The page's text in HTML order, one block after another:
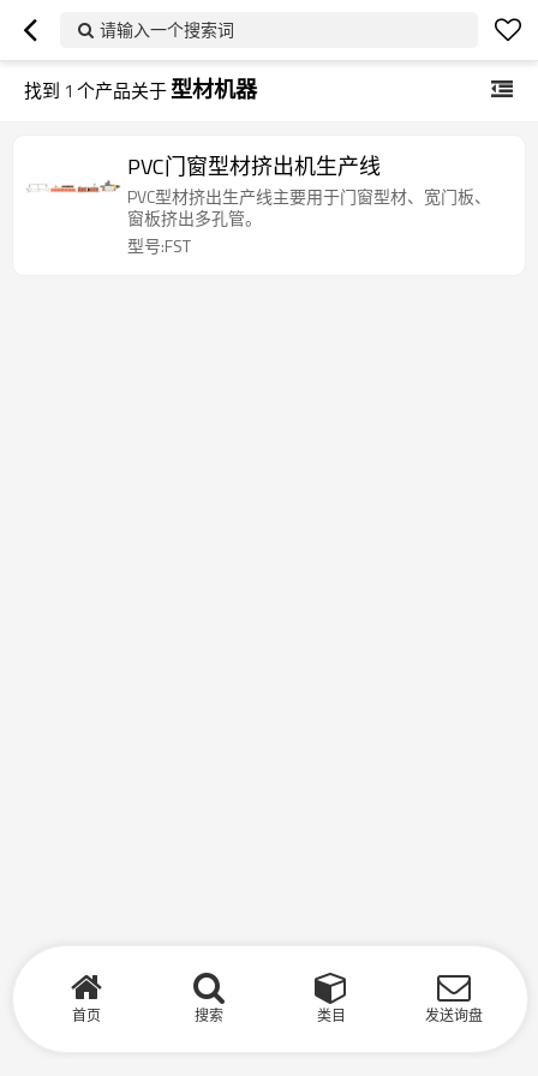
请输入一个搜索词
找到 1 个产品关于型材机器
PVC门窗型材挤出机生产线
PVC型材挤出生产线主要用于门窗型材、宽门板、
窗板挤出多孔管。
型号:FST
首页 搜索 类目 发送询盘